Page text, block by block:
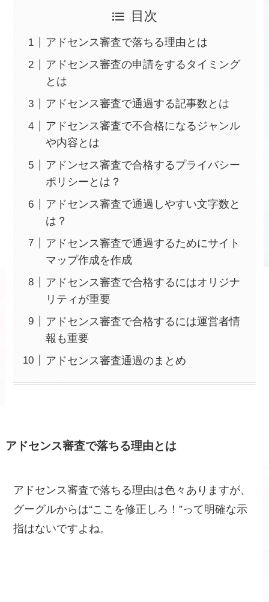
目次
アドセンス審査で落ちる理由とは
アドセンス審査の申請をするタイミング
とは
アドセンス審査で通過する記事数とは
アドセンス審査で不合格になるジャンル
や内容とは
アドンセス審査で合格するプライバシー
ポリシーとは？
アドセンス審査で通過しやすい文字数と
は？
アドセンス審査で通過するためにサイト
マップ作成を作成
アドセンス審査で合格するにはオリジナ
リティが重要
アドセンス審査で合格するには運営者情
報も重要
アドセンス審査通過のまとめ
アドセンス審査で落ちる理由とは
アドセンス審査で落ちる理由は色々ありますが、
グーグルからは“ここを修正しろ！”って明確な示
指はないですよね。